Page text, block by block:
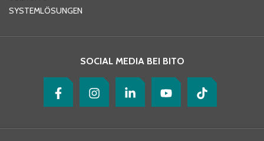
SYSTEMLÖSUNGEN
SOCIAL MEDIA BEI BITO